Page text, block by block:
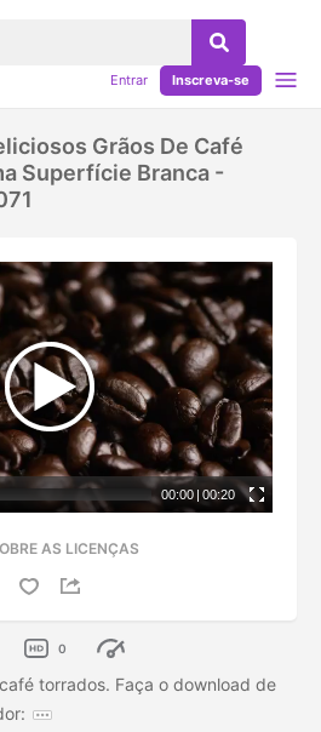
Entrar Inscreva-se
Grãos De Café
Superfície Branca -
00:00 | 00:20
AS LICENÇAS
0
torrados. Faça o download de